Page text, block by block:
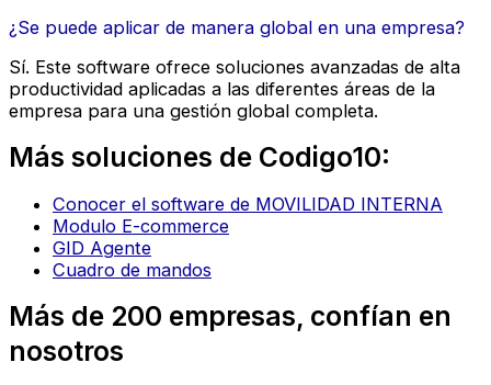
¿Se puede aplicar de manera global en una empresa?
Sí. Este software ofrece soluciones avanzadas de alta
productividad aplicadas a las diferentes áreas de la
empresa para una gestión global completa.
Más soluciones de Codigo10:
Conocer el software de MOVILIDAD INTERNA
Modulo E-commerce
GID Agente
Cuadro de mandos
Más de 200 empresas, confían en
nosotros